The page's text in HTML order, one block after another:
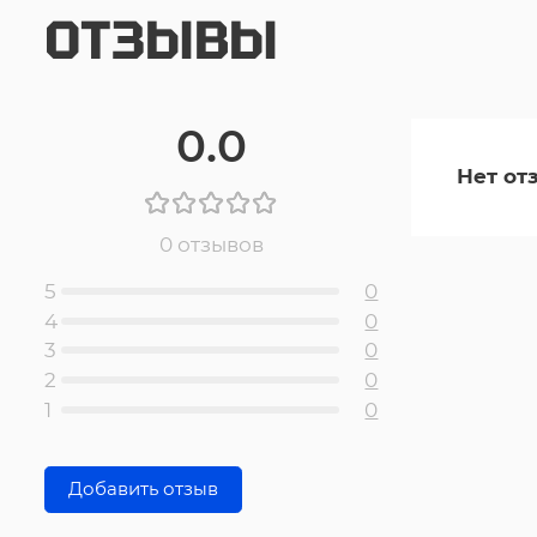
ОТЗЫВЫ
0.0
0 отзывов
5
0
4
0
3
0
2
0
1
0
Добавить отзыв
Нет